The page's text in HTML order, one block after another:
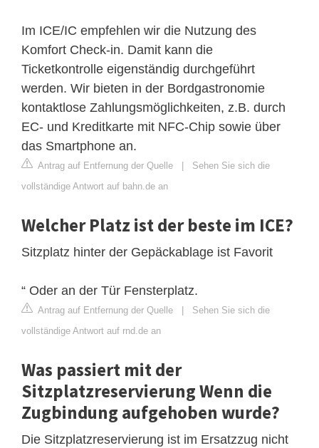
Im ICE/IC empfehlen wir die Nutzung des
Komfort Check-in. Damit kann die
Ticketkontrolle eigenständig durchgeführt
werden. Wir bieten in der Bordgastronomie
kontaktlose Zahlungsmöglichkeiten, z.B. durch
EC- und Kreditkarte mit NFC-Chip sowie über
das Smartphone an.
Antrag auf Entfernung der Quelle | Sehen Sie sich die
vollständige Antwort auf bahn.de an
Welcher Platz ist der beste im ICE?
Sitzplatz hinter der Gepäckablage ist Favorit
“ Oder an der Tür Fensterplatz.
Antrag auf Entfernung der Quelle | Sehen Sie sich die
vollständige Antwort auf rnd.de an
Was passiert mit der
Sitzplatzreservierung Wenn die
Zugbindung aufgehoben wurde?
Die Sitzplatzreservierung ist im Ersatzzug nicht